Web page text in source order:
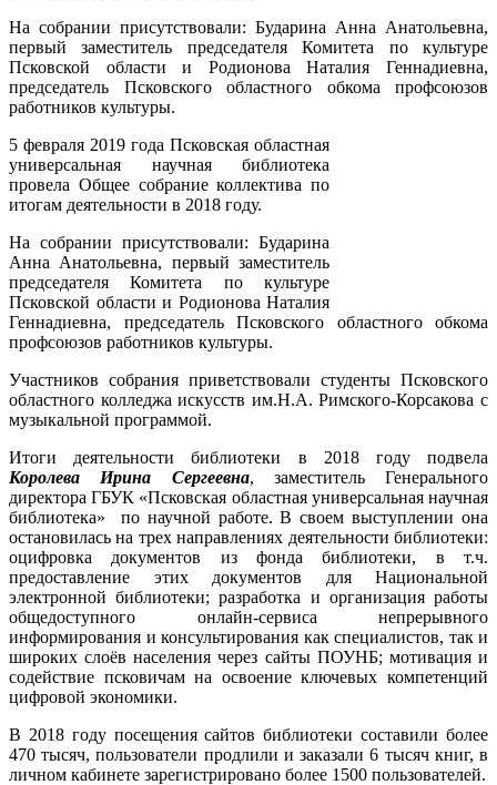
На собрании присутствовали: Бударина Анна Анатольевна,
первый заместитель председателя Комитета по культуре
Псковской области и Родионова Наталия Геннадиевна,
председатель Псковского областного обкома профсоюзов
работников культуры.
5 февраля 2019 года Псковская областная
универсальная научная библиотека
провела Общее собрание коллектива по
итогам деятельности в 2018 году.
На собрании присутствовали: Бударина
Анна Анатольевна, первый заместитель
председателя Комитета по культуре
Псковской области и Родионова Наталия
Геннадиевна, председатель Псковского областного обкома
профсоюзов работников культуры.
Участников собрания приветствовали студенты Псковского
областного колледжа искусств им.Н.А. Римского-Корсакова с
музыкальной программой.
Итоги деятельности библиотеки в 2018 году подвела
Королева Ирина Сергеевна, заместитель Генерального
директора ГБУК «Псковская областная универсальная научная
библиотека» по научной работе. В своем выступлении она
остановилась на трех направлениях деятельности библиотеки:
оцифровка документов из фонда библиотеки, в т.ч.
предоставление этих документов для Национальной
электронной библиотеки; разработка и организация работы
общедоступного онлайн-сервиса непрерывного
информирования и консультирования как специалистов, так и
широких слоёв населения через сайты ПОУНБ; мотивация и
содействие псковичам на освоение ключевых компетенций
цифровой экономики.
В 2018 году посещения сайтов библиотеки составили более
470 тысяч, пользователи продлили и заказали 6 тысяч книг, в
личном кабинете зарегистрировано более 1500 пользователей.